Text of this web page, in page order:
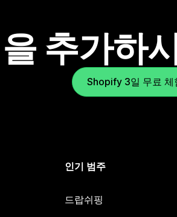
추가하
Shopify 3일 무료 체
인기 범주
드랍쉬핑